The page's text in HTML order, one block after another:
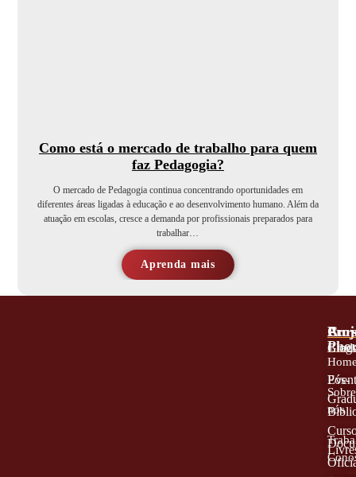
Como está o mercado de trabalho para quem
faz Pedagogia?
O mercado de Pedagogia continua concentrando oportunidades em
diferentes áreas ligadas à educação e ao desenvolvimento humano. Além da
atuação em escolas, cresce a demanda por profissionais preparados para
trabalhar…
Aprenda mais
A
Sobre
nós
Pós-